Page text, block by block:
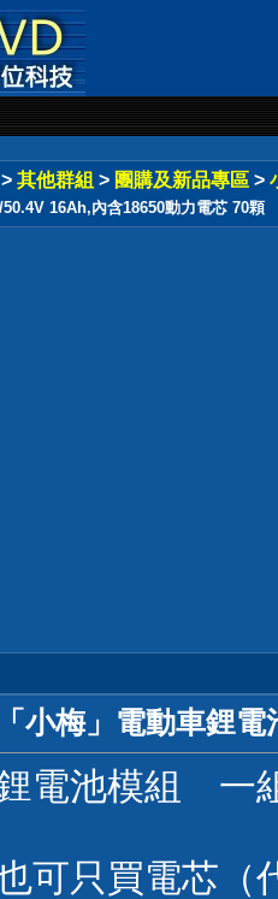
> 其他群組 > 團購及新品專區 >
50.4V 16Ah,內含18650動力電芯 70顆
「小梅」電動車鋰
電池模組 一
可只買電芯（